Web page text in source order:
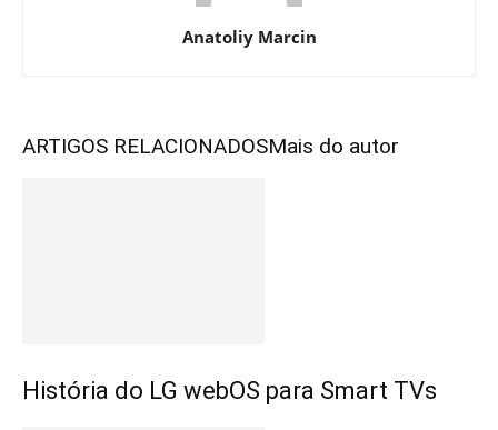
Anatoliy Marcin
ARTIGOS RELACIONADOSMais do autor
História do LG webOS para Smart TVs